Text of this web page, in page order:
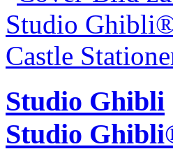
Studio Ghibli
Studio